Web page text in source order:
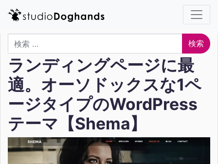
検索
ランディングページに最
適。オーソドックスな1ペ
ージタイプのWordPress
テーマ【Shema】